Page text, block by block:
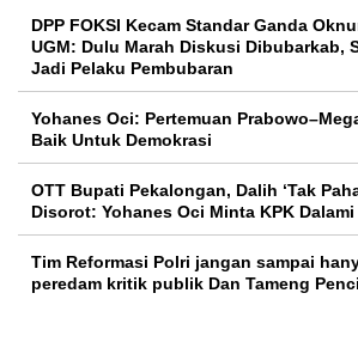
DPP FOKSI Kecam Standar Ganda
UGM: Dulu Marah Diskusi Dibubarkab,
Jadi Pelaku Pembubaran
Yohanes Oci: Pertemuan
Baik Untuk Demokrasi
OTT Bupati Pekalongan, Dalih ‘Tak
Disorot: Yohanes Oci Minta KPK
Tim Reformasi Polri jangan sampai
peredam kritik publik Dan Tameng